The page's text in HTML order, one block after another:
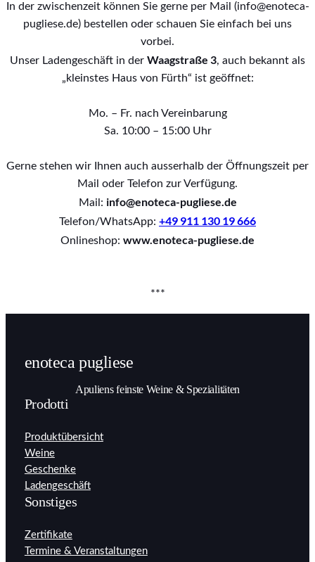
In der zwischenzeit können Sie gerne per Mail (info@enoteca-
pugliese.de) bestellen oder schauen Sie einfach bei uns
vorbei.
Unser Ladengeschäft in der Waagstraße 3, auch bekannt als
„kleinstes Haus von Fürth“ ist geöffnet:
Mo. – Fr. nach Vereinbarung
Sa. 10:00 – 15:00 Uhr
Gerne stehen wir Ihnen auch ausserhalb der Öffnungszeit per
Mail oder Telefon zur Verfügung.
Mail: info@enoteca-pugliese.de
Telefon/WhatsApp: +49 911 130 19 666
Onlineshop: www.enoteca-pugliese.de
***
enoteca pugliese
Apuliens feinste Weine & Spezialitäten
Prodotti
Produktübersicht
Weine
Geschenke
Ladengeschäft
Sonstiges
Zertifikate
Termine & Veranstaltungen